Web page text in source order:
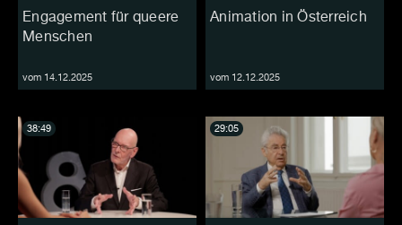
Engagement für queere
Menschen
vom 14.12.2025
Animation in Österreich
vom 12.12.2025
38:49 29:05